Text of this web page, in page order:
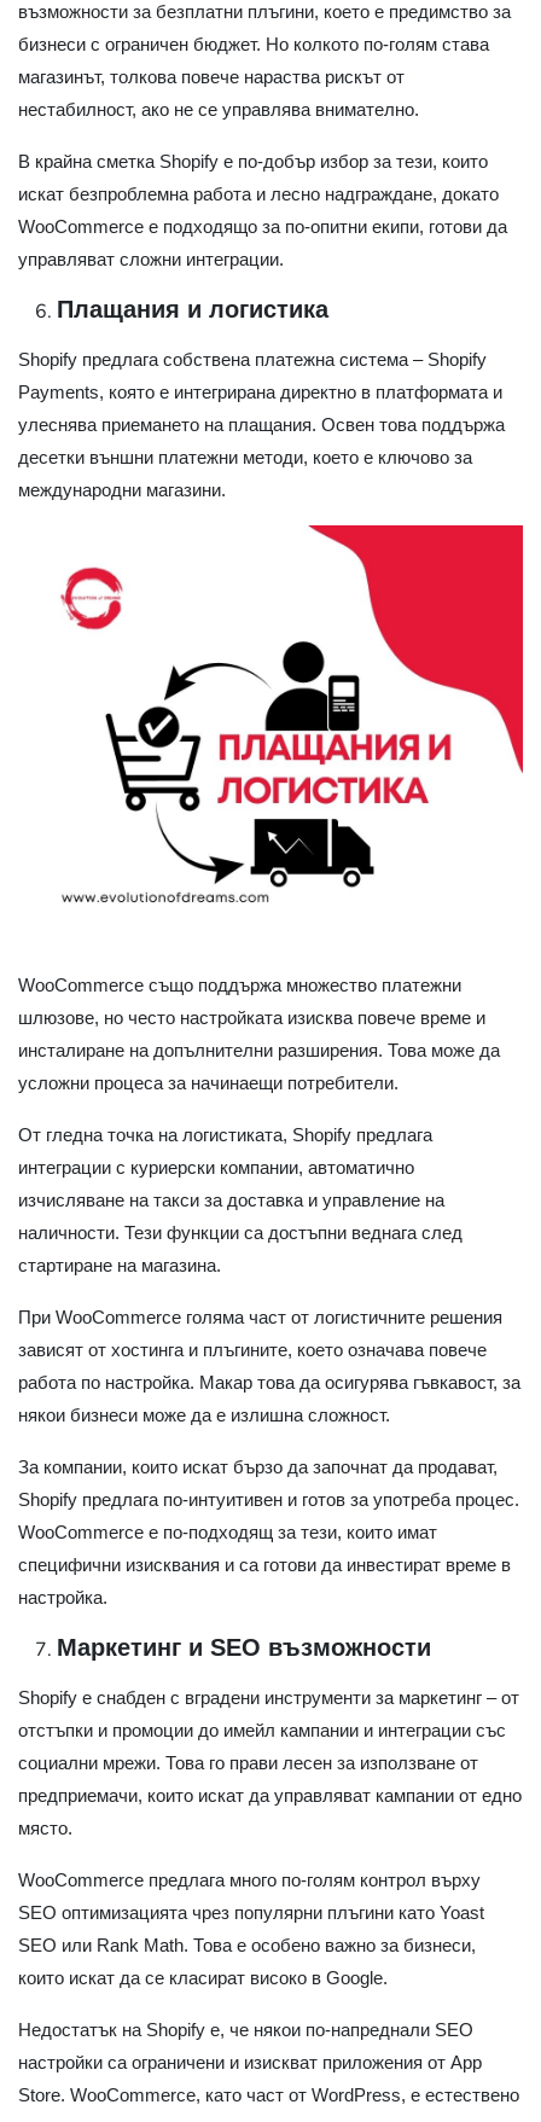
възможности за безплатни плъгини, което е предимство за
бизнеси с ограничен бюджет. Но колкото по-голям става
магазинът, толкова повече нараства рискът от
нестабилност, ако не се управлява внимателно.
В крайна сметка Shopify е по-добър избор за тези, които
искат безпроблемна работа и лесно надграждане, докато
WooCommerce е подходящо за по-опитни екипи, готови да
управляват сложни интеграции.
Плащания и логистика
Shopify предлага собствена платежна система – Shopify
Payments, която е интегрирана директно в платформата и
улеснява приемането на плащания. Освен това поддържа
десетки външни платежни методи, което е ключово за
международни магазини.
WooCommerce също поддържа множество платежни
шлюзове, но често настройката изисква повече време и
инсталиране на допълнителни разширения. Това може да
усложни процеса за начинаещи потребители.
От гледна точка на логистиката, Shopify предлага
интеграции с куриерски компании, автоматично
изчисляване на такси за доставка и управление на
наличности. Тези функции са достъпни веднага след
стартиране на магазина.
При WooCommerce голяма част от логистичните решения
зависят от хостинга и плъгините, което означава повече
работа по настройка. Макар това да осигурява гъвкавост, за
някои бизнеси може да е излишна сложност.
За компании, които искат бързо да започнат да продават,
Shopify предлага по-интуитивен и готов за употреба процес.
WooCommerce е по-подходящ за тези, които имат
специфични изисквания и са готови да инвестират време в
настройка.
Маркетинг и SEO възможности
Shopify е снабден с вградени инструменти за маркетинг – от
отстъпки и промоции до имейл кампании и интеграции със
социални мрежи. Това го прави лесен за използване от
предприемачи, които искат да управляват кампании от едно
място.
WooCommerce предлага много по-голям контрол върху
SEO оптимизацията чрез популярни плъгини като Yoast
SEO или Rank Math. Това е особено важно за бизнеси,
които искат да се класират високо в Google.
Недостатък на Shopify е, че някои по-напреднали SEO
настройки са ограничени и изискват приложения от App
Store. WooCommerce, като част от WordPress, е естествено